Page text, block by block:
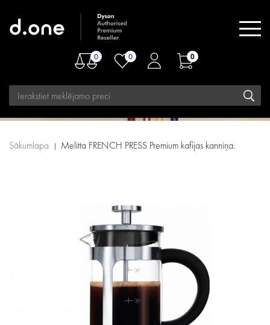
0 0 0
Sākumlapa Melitta FRENCH PRESS Premium kafijas kanniņa.